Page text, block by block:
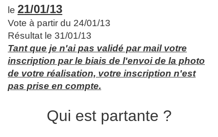
le 21/01/13
Vote à partir du 24/01/13
Résultat le 31/01/13
Tant que je n'ai pas validé par mail votre
inscription par le biais de l'envoi de la photo
de votre réalisation, votre inscription n'est
pas prise en compte.
Qui est partante ?